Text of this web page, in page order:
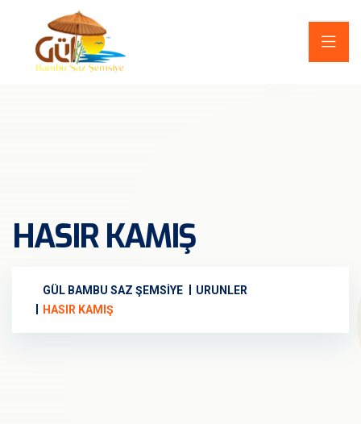
HASIR KAMIŞ
GÜL BAMBU SAZ ŞEMSIYE
URUNLER
HASIR KAMIŞ